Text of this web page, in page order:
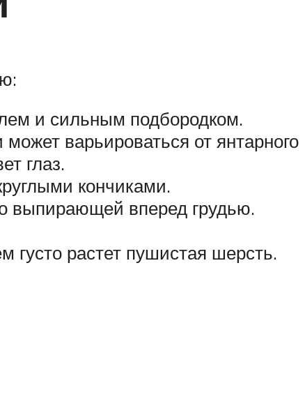
и сильным подбородком.
варьироваться от янтарного
глаз.
кончиками.
выпирающей вперед грудью.
густо растет пушистая шерсть.